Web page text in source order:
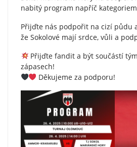
nabitý program napříč
Přijďte nás podpořit na cizí půdu
že Sokolové mají srdce, vůli a
Přijďte fandit a být součástí
zápasech!
Děkujeme za podporu!